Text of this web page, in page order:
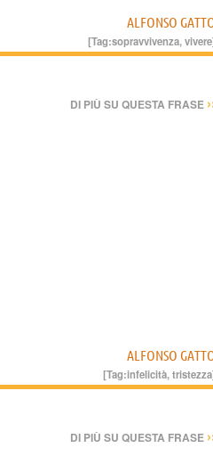
ALFONSO
[Tag:sopravvivenza,vivere
DI PIÙ SU QUESTA FRASE
ALFONSO
[Tag:infelicità,tristezza
DI PIÙ SU QUESTA FRASE